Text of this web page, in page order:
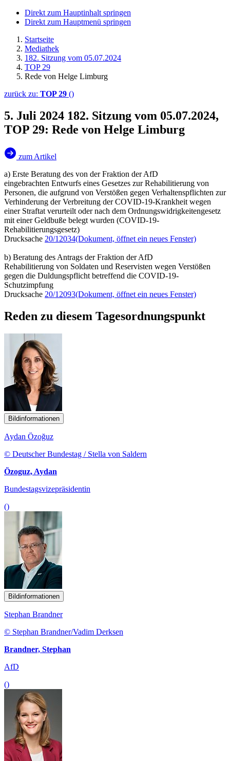
Direkt zum Hauptinhalt springen
Direkt zum Hauptmenü springen
Startseite
Mediathek
182. Sitzung vom 05.07.2024
TOP 29
Rede von Helge Limburg
zurück zu: TOP 29 ()
5. Juli 2024 182. Sitzung vom 05.07.2024,
TOP 29: Rede von Helge Limburg
zum Artikel
a) Erste Beratung des von der Fraktion der AfD
eingebrachten Entwurfs eines Gesetzes zur Rehabilitierung von
Personen, die aufgrund von Verstößen gegen Verhaltenspflichten zur
Verhinderung der Verbreitung der COVID-19-Krankheit wegen
einer Straftat verurteilt oder nach dem Ordnungswidrigkeitengesetz
mit einer Geldbuße belegt wurden (COVID-19-
Rehabilitierungsgesetz)
Drucksache 20/12034(Dokument, öffnet ein neues Fenster)
b) Beratung des Antrags der Fraktion der AfD
Rehabilitierung von Soldaten und Reservisten wegen Verstößen
gegen die Duldungspflicht betreffend die COVID-19-
Schutzimpfung
Drucksache 20/12093(Dokument, öffnet ein neues Fenster)
Reden zu diesem Tagesordnungspunkt
Bildinformationen
Aydan Özoğuz
© Deutscher Bundestag / Stella von Saldern
Özoguz, Aydan
Bundestagsvizepräsidentin
()
Bildinformationen
Stephan Brandner
© Stephan Brandner/Vadim Derksen
Brandner, Stephan
AfD
()